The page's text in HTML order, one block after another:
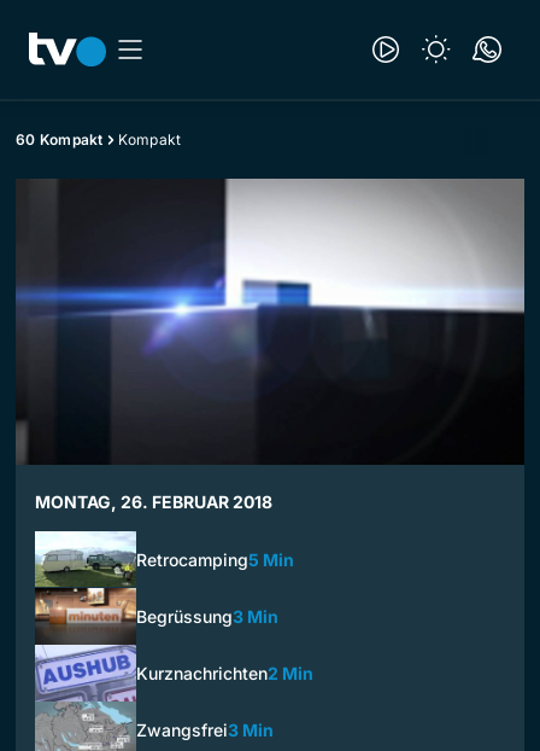
60 Kompakt Kompakt
MONTAG, 26. FEBRUAR 2018
Retrocamping5 Min
Begrüssung3 Min
Kurznachrichten2 Min
Zwangsfrei3 Min